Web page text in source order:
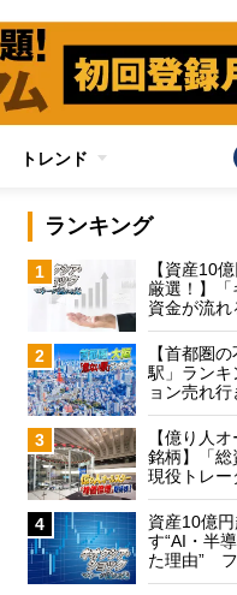
トレンド
ランキング
1
【資産10
厳選！】「
資金が流れ
2
【首都圏
駅」ランキ
ョン売れ行
3
【億り人
銘柄】「
現役トレー
4
資産10億
す“AI・半
た理由”